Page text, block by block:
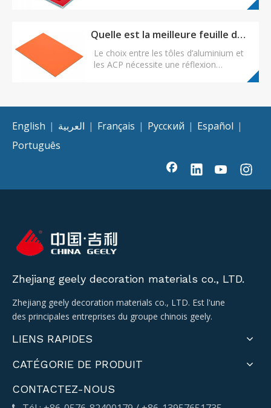
de la bobine affecte considérablement
les performances et l’efficacité de votre
climatiseur.
Quelle est la meilleure feuille d’aluminium ou panneau composite en aluminium ?
Le choix entre les tôles d’aluminium et
les ACP​ nécessite une réflexion
différentes applications. Dans cet
article, nous les comparerons pour
chaque matériau et comment choisir
projet. Apprenez-en plus sur nos
English | العربية | Français | Pусский | Español |
Português
Zhejiang geely decoration materials co., LTD.
Zhejiang geely decoration materials co., LTD. Est l'une
des principales entreprises du groupe chinois geely.
LIENS RAPIDES
CATÉGORIE DE PRODUIT
CONTACTEZ-NOUS